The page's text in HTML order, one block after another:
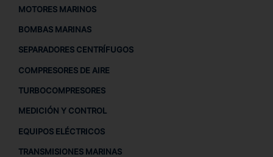
MOTORES MARINOS
BOMBAS MARINAS
SEPARADORES CENTRÍFUGOS
COMPRESORES DE AIRE
TURBOCOMPRESORES
MEDICIÓN Y CONTROL
EQUIPOS ELÉCTRICOS
TRANSMISIONES MARINAS